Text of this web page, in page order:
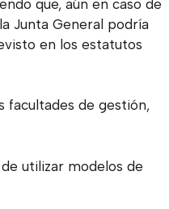
que, aún en caso de
Junta General podría
en los estatutos
facultades de gestión,
utilizar modelos de